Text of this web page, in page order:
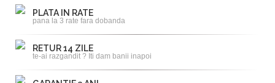
PLATA IN RATE
pana la 3 rate fara dobanda
RETUR 14 ZILE
te-ai razgandit ? Iti dam banii inapoi